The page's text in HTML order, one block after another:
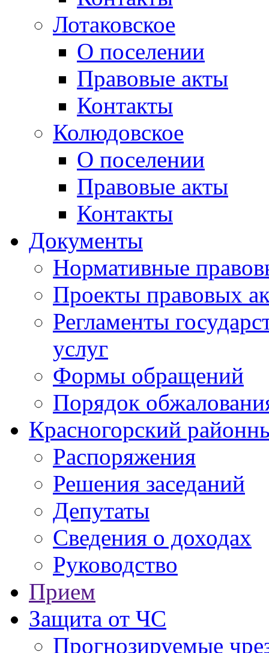
Лотаковское
О поселении
Правовые акты
Контакты
Колюдовское
О поселении
Правовые акты
Контакты
Документы
Нормативные
Проекты правовых
Регламенты
услуг
Формы обращений
Порядок
Красногорский
Распоряжения
Решения заседаний
Депутаты
Сведения о доходах
Руководство
Прием
Защита от ЧС
Прогнозируемые